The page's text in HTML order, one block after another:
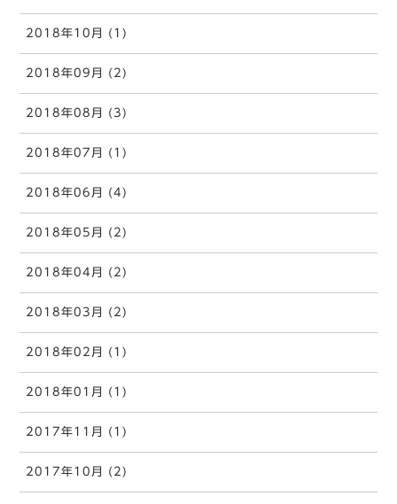
2018年10月 (1)
2018年09月 (2)
2018年08月 (3)
2018年07月 (1)
2018年06月 (4)
2018年05月 (2)
2018年04月 (2)
2018年03月 (2)
2018年02月 (1)
2018年01月 (1)
2017年11月 (1)
2017年10月 (2)